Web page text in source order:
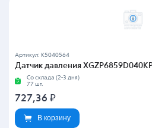
Артикул: K5040564
Датчик давления
Со склада (2-3 дня)
77 шт.
727,36 ₽
В корзину